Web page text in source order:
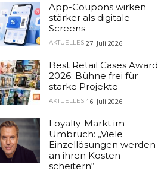
App-Coupons wirken
stärker als digitale
Screens
AKTUELLES 27. Juli 2026
Best Retail Cases Award
2026: Bühne frei für
starke Projekte
AKTUELLES 16. Juli 2026
Loyalty-Markt im
Umbruch: „Viele
Einzellösungen werden
an ihren Kosten
scheitern“